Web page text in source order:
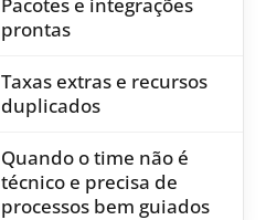
prontas
Taxas extras e recursos
duplicados
Quando o time não é
técnico e precisa de
processos bem guiados